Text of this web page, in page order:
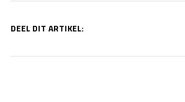
DEEL DIT ARTIKEL: